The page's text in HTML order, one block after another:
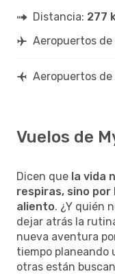
Distancia: 277
Aeropuertos
Aeropuertos
Vuelos de
Dicen que la vida
respiras, sino por
aliento. ¿Y quién
dejar atrás la
nueva aventura
tiempo planeando
otras están